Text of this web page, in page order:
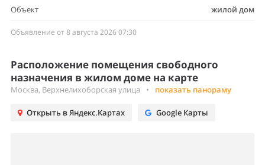
Объект жилой дом
Объявление от 8 августа 2026 07:30
Расположение помещения свободного
назначения в жилом доме на карте
Москва, Верхнелихоборская улица • показать панораму
Открыть в Яндекс.Картах Google Карты